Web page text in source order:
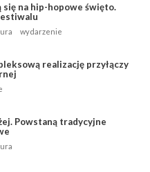
się na hip-hopowe święto.
wydarzenie
realizację przyłączy
Powstaną tradycyjne